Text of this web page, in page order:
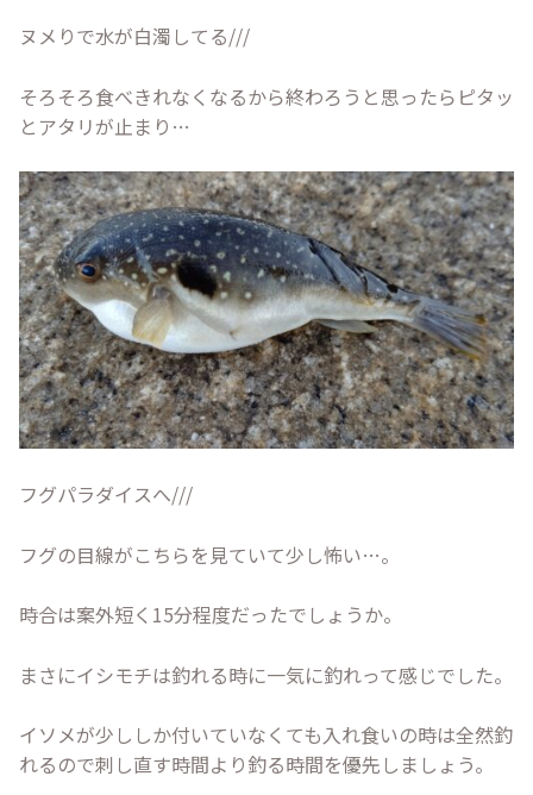
ヌメりで水が白濁してる///
そろそろ食べきれなくなるから終わろうと思ったらピタッ
とアタリが止まり…
フグパラダイスへ///
フグの目線がこちらを見ていて少し怖い…。
時合は案外短く15分程度だったでしょうか。
まさにイシモチは釣れる時に一気に釣れって感じでした。
イソメが少ししか付いていなくても入れ食いの時は全然釣
れるので刺し直す時間より釣る時間を優先しましょう。